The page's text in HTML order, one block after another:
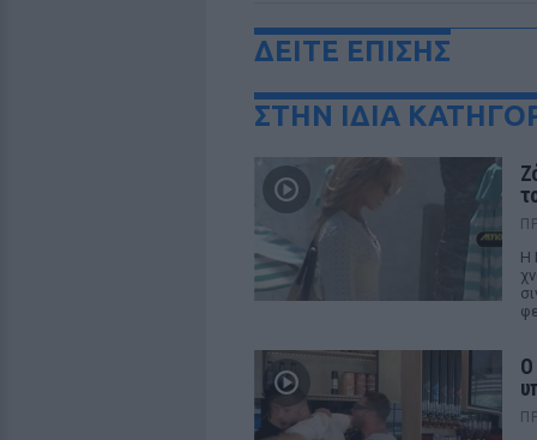
ΔΕΙΤΕ ΕΠΙΣΗΣ
ΣΤΗΝ ΙΔΙΑ
Η
Ο